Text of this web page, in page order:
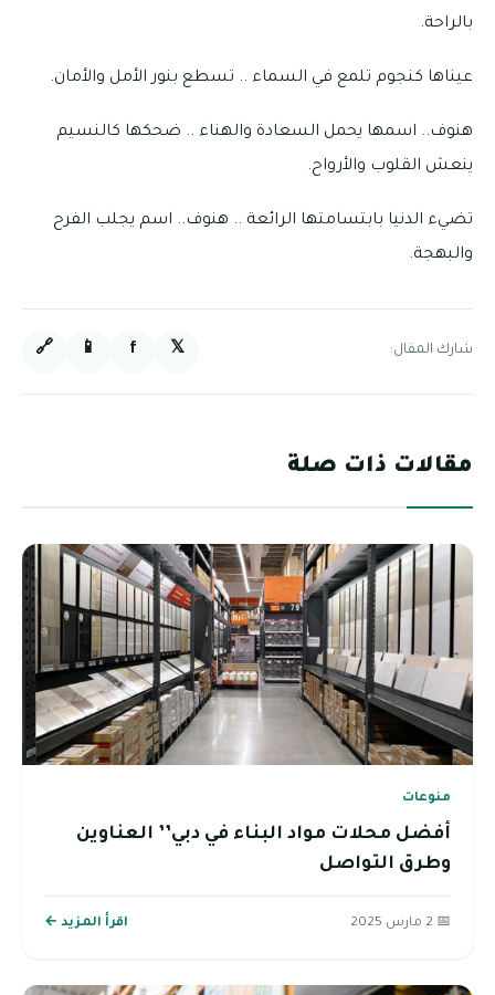
بالراحة.
عيناها كنجوم تلمع في السماء .. تسطع بنور الأمل والأمان.
هنوف.. اسمها يحمل السعادة والهناء .. ضحكها كالنسيم
ينعش القلوب والأرواح.
تضيء الدنيا بابتسامتها الرائعة .. هنوف.. اسم يجلب الفرح
والبهجة.
شارك المقال: 𝕏
f
📱
🔗
مقالات ذات صلة
منوعات
أفضل محلات مواد البناء في دبي’’ العناوين
وطرق التواصل
📅 2 مارس 2025 اقرأ المزيد ←